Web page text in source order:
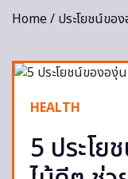
Home/ ประโยชน์ขอ
HEALTH
5 ประโ